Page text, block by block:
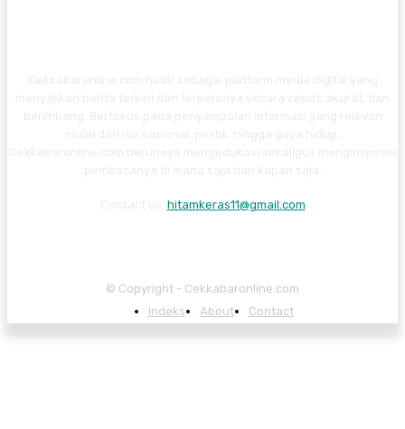
hitamkeras11@gmail.com
© Copyright - Cekkabaronline.com
Indeks
About Contact